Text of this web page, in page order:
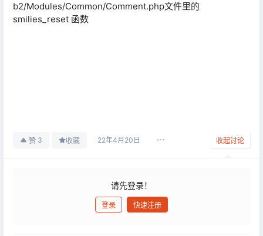
b2/Modules/Common/Comment.php文件里的
smilies_reset 函数
赞 3 收藏 22年4月20日 收起讨论
请先登录！
登录 快速注册